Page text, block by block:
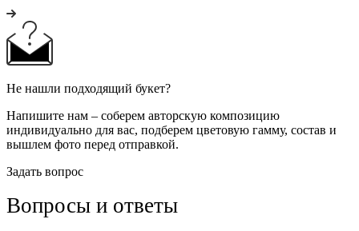
Не нашли подходящий букет?
Напишите нам – соберем авторскую композицию
индивидуально для вас, подберем цветовую гамму, состав и
вышлем фото перед отправкой.
Задать вопрос
Вопросы и ответы